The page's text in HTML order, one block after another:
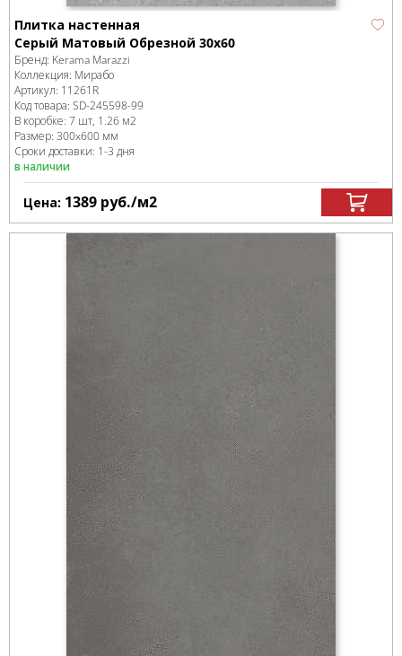
Плитка настенная
Серый Матовый Обрезной 30х60
Бренд: Kerama Marazzi
Коллекция: Мирабо
Артикул: 11261R
Код товара: SD-245598-99
В коробке: 7 шт, 1.26 м2
Размер: 300x600 мм
Сроки доставки: 1-3 дня
в наличии
Цена: 1389 руб./м2